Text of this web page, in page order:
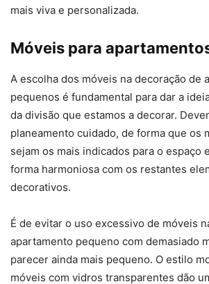
mais viva e personalizada.
Móveis para
A escolha dos móveis na decoração de
pequenos é fundamental para dar a
da divisão que estamos a decorar.
planeamento cuidado, de forma que os
sejam os mais indicados para o espaço
forma harmoniosa com os restantes
decorativos.
É de evitar o uso excessivo de móveis
apartamento pequeno com demasiado
parecer ainda mais pequeno. O estilo
móveis com vidros transparentes dão